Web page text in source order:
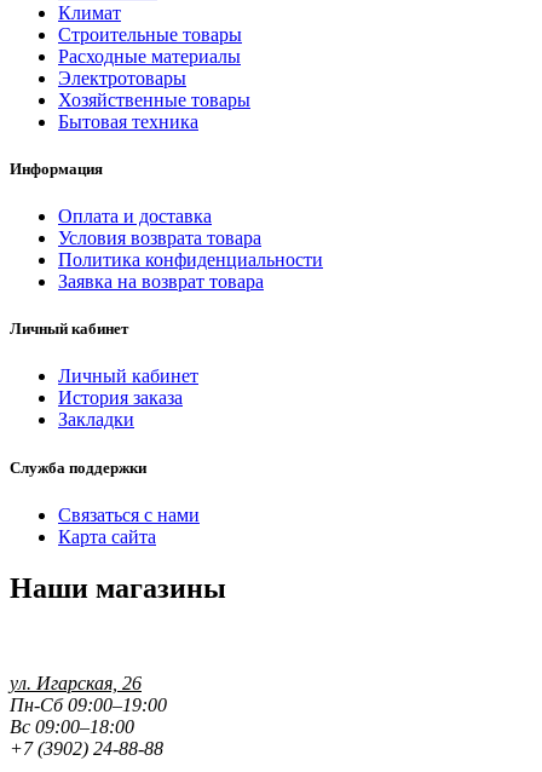
Климат
Строительные товары
Расходные материалы
Электротовары
Хозяйственные товары
Бытовая техника
Информация
Оплата и доставка
Условия возврата товара
Политика конфиденциальности
Заявка на возврат товара
Личный кабинет
Личный кабинет
История заказа
Закладки
Служба поддержки
Связаться с нами
Карта сайта
Наши магазины
ул. Игарская, 26
Пн-Сб 09:00–19:00
Вс 09:00–18:00
+7 (3902) 24-88-88